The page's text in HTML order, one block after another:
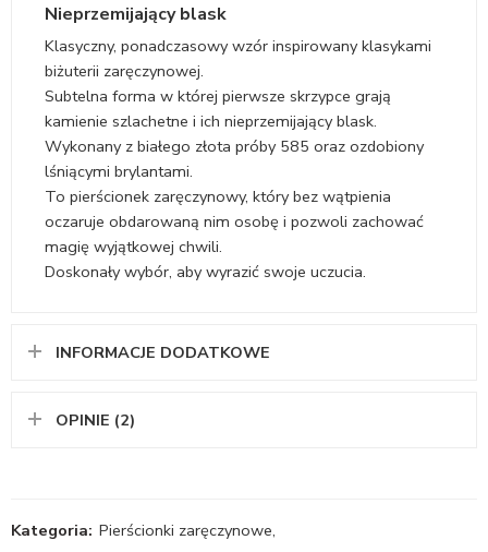
Nieprzemijający blask
Klasyczny, ponadczasowy wzór inspirowany klasykami
biżuterii zaręczynowej.
Subtelna forma w której pierwsze skrzypce grają
kamienie szlachetne i ich nieprzemijający blask.
Wykonany z białego złota próby 585 oraz ozdobiony
lśniącymi brylantami.
To pierścionek zaręczynowy, który bez wątpienia
oczaruje obdarowaną nim osobę i pozwoli zachować
magię wyjątkowej chwili.
Doskonały wybór, aby wyrazić swoje uczucia.
INFORMACJE DODATKOWE
OPINIE (2)
Kategoria: Pierścionki zaręczynowe,